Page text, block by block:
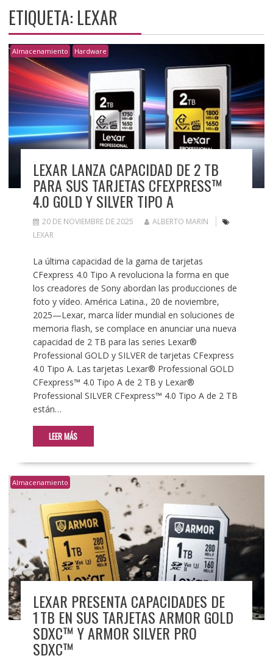
ETIQUETA: LEXAR
Almacenamiento Hardware
LEXAR LANZA CAPACIDAD DE 2 TB
PARA SUS TARJETAS CFEXPRESS™
4.0 GOLD Y SILVER TIPO A
20 DE NOVIEMBRE DE 2025
ALBERTO MARIN
LEXAR
La última capacidad de la gama de tarjetas
CFexpress 4.0 Tipo A revoluciona la forma en que
los creadores de Sony abordan las producciones de
foto y vídeo. América Latina., 20 de noviembre,
2025—Lexar, marca líder mundial en soluciones de
memoria flash, se complace en anunciar una nueva
capacidad de 2 TB para las series Lexar®
Professional GOLD y SILVER de tarjetas CFexpress
4.0 Tipo A. Las tarjetas Lexar® Professional GOLD
CFexpress™ 4.0 Tipo A de 2 TB y Lexar®
Professional SILVER CFexpress™ 4.0 Tipo A de 2 TB
están…
LEER MÁS
Almacenamiento
LEXAR PRESENTA CAPACIDADES DE
1 TB EN SUS TARJETAS ARMOR GOLD
SDXC™ Y ARMOR SILVER PRO
SDXC™